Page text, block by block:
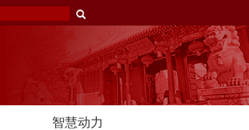
智慧动力